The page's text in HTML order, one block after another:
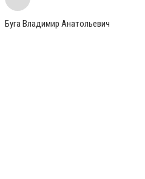
Буга Владимир Анатольевич